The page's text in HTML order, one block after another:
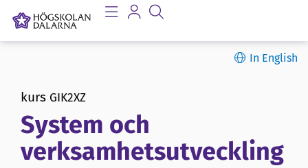
In English
kurs GIK2XZ
System och
verksamhetsutveckling